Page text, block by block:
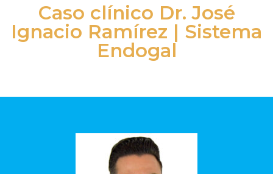
Caso clínico Dr. José
Ignacio Ramírez | Sistema
Endogal